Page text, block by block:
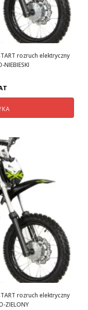
rozruch elektryczny
zł.
rozruch elektryczny
ZIELONY